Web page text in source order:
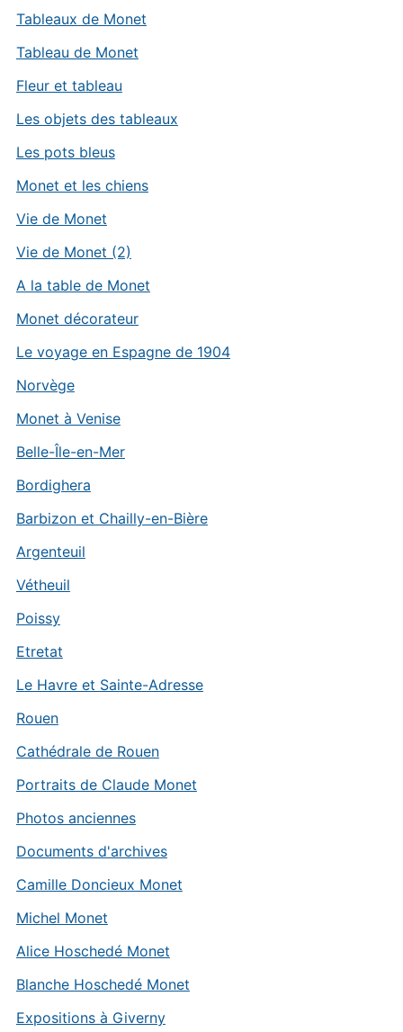
Tableaux de Monet
Tableau de Monet
Fleur et tableau
Les objets des tableaux
Les pots bleus
Monet et les chiens
Vie de Monet
Vie de Monet (2)
A la table de Monet
Monet décorateur
Le voyage en Espagne de 1904
Norvège
Monet à Venise
Belle-Île-en-Mer
Bordighera
Barbizon et Chailly-en-Bière
Argenteuil
Vétheuil
Poissy
Etretat
Le Havre et Sainte-Adresse
Rouen
Cathédrale de Rouen
Portraits de Claude Monet
Photos anciennes
Documents d'archives
Camille Doncieux Monet
Michel Monet
Alice Hoschedé Monet
Blanche Hoschedé Monet
Expositions à Giverny